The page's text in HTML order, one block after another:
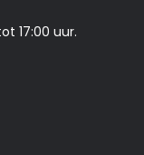
17:00 uur.